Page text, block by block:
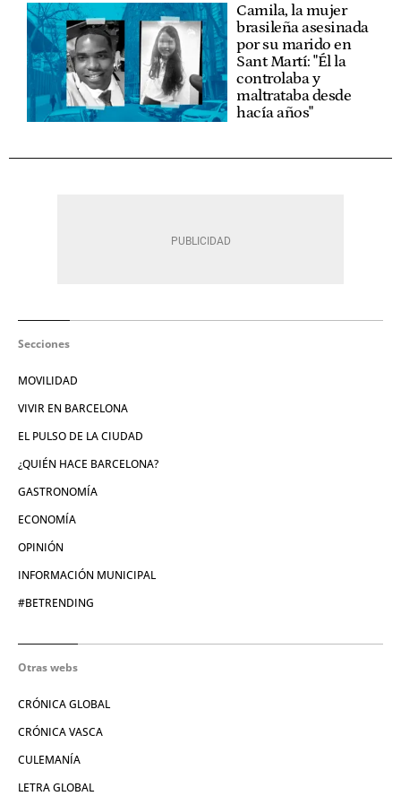
Camila, la mujer
brasileña asesinada
por su marido en
Sant Martí: "Él la
controlaba y
maltrataba desde
hacía años"
Secciones
MOVILIDAD
VIVIR EN BARCELONA
EL PULSO DE LA CIUDAD
¿QUIÉN HACE BARCELONA?
GASTRONOMÍA
ECONOMÍA
OPINIÓN
INFORMACIÓN MUNICIPAL
#BETRENDING
Otras webs
CRÓNICA GLOBAL
CRÓNICA VASCA
CULEMANÍA
LETRA GLOBAL